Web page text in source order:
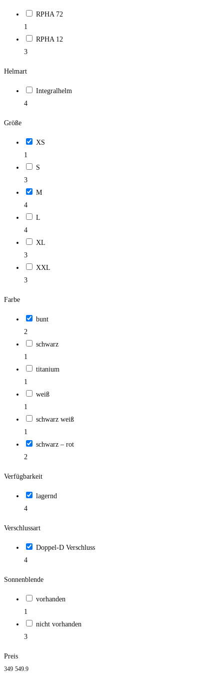
RPHA 72
1
RPHA 12
3
Helmart
Integralhelm
4
Größe
XS
1
S
3
M
4
L
4
XL
3
XXL
3
Farbe
bunt
2
schwarz
1
titanium
1
weiß
1
schwarz weiß
1
schwarz – rot
2
Verfügbarkeit
lagernd
4
Verschlussart
Doppel-D Verschluss
4
Sonnenblende
vorhanden
1
nicht vorhanden
3
Preis
349 549.9